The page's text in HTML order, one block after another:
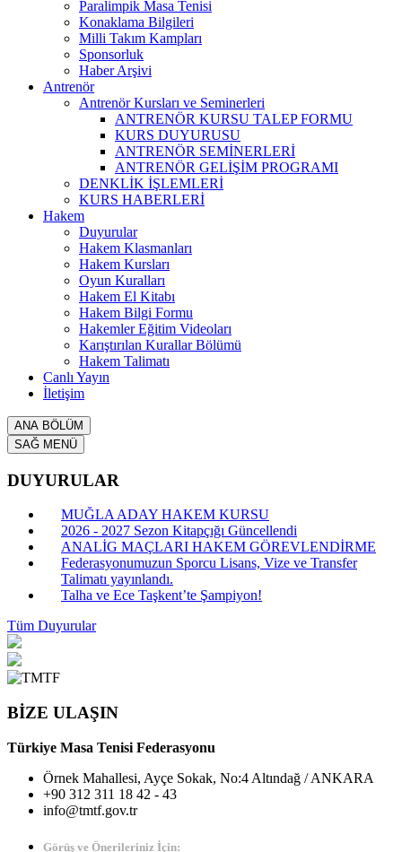
Paralimpik Masa Tenisi
Konaklama Bilgileri
Milli Takım Kampları
Sponsorluk
Haber Arşivi
Antrenör
Antrenör Kursları ve Seminerleri
ANTRENÖR KURSU TALEP FORMU
KURS DUYURUSU
ANTRENÖR SEMİNERLERİ
ANTRENÖR GELİŞİM PROGRAMI
DENKLİK İŞLEMLERİ
KURS HABERLERİ
Hakem
Duyurular
Hakem Klasmanları
Hakem Kursları
Oyun Kuralları
Hakem El Kitabı
Hakem Bilgi Formu
Hakemler Eğitim Videoları
Karıştırılan Kurallar Bölümü
Hakem Talimatı
Canlı Yayın
İletişim
ANA BÖLÜM
SAĞ MENÜ
DUYURULAR
MUĞLA ADAY HAKEM KURSU
2026 - 2027 Sezon Kitapçığı Güncellendi
ANALİG MAÇLARI HAKEM GÖREVLENDİRME
Federasyonumuzun Sporcu Lisans, Vize ve Transfer
Talimatı yayınlandı.
Talha ve Ece Taşkent’te Şampiyon!
Tüm Duyurular
BİZE ULAŞIN
Türkiye Masa Tenisi Federasyonu
Örnek Mahallesi, Ayçe Sokak, No:4 Altındağ / ANKARA
+90 312 311 18 42 - 43
info@tmtf.gov.tr
Görüş ve Önerileriniz İçin: